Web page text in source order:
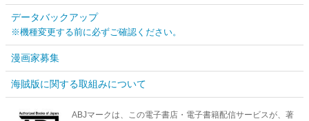
データバックアップ
※機種変更する前に必ずご確認ください。
漫画家募集
海賊版に関する取組みについて
ABJマークは、この電子書店・電子書籍配信サービスが、著